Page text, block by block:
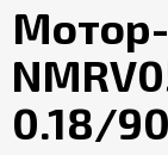
0.18/